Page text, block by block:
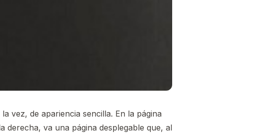
vez, de apariencia sencilla. En la página
va una página desplegable que, al